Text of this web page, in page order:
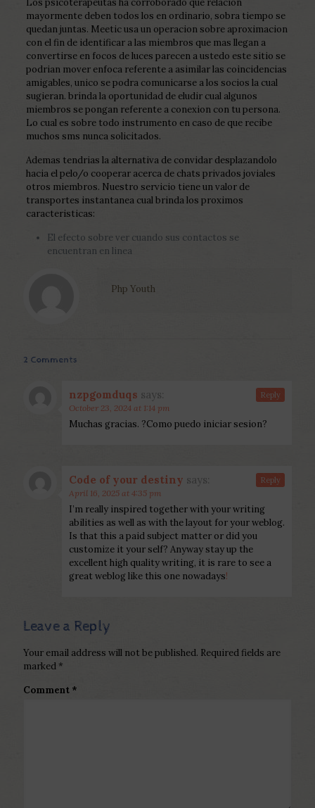
Los psicoterapeutas ha corroborado que relacion
mayormente deben todos los en ordinario, sobra tiempo se
quedan juntas. Meetic usa un operacion sobre aproximacion
con el fin de identificar a las miembros que mas llegan a
convertirse en focos de luces parecen a ustedo este sitio se
podri­an mover enfoca referente a asimilar las coincidencias
amigables, unico se podra comunicarse a los socios la cual
sugieran. brinda la oportunidad de eludir cual algunos
miembros se pongan referente a conexion con tu persona.
Lo cual es sobre todo instrumento en caso de que recibe
muchos sms nunca solicitados.
Ademas tendri­as la alternativa de convidar desplazandolo
hacia el pelo/o cooperar acerca de chats privados joviales
otros miembros. Nuestro servicio tiene un valor de
transportes instantanea cual brinda los proximos
caracteristicas:
El efecto sobre ver cuando sus contactos se
encuentran en linea
Php Youth
2 Comments
nzpgomduqs says:
October 23, 2024 at 1:14 pm
Muchas gracias. ?Como puedo iniciar sesion?
Reply
Code of your destiny says:
April 16, 2025 at 4:35 pm
I’m really inspired together with your writing
abilities as well as with the layout for your weblog.
Is that this a paid subject matter or did you
customize it your self? Anyway stay up the
excellent high quality writing, it is rare to see a
great weblog like this one nowadays!
Reply
Leave a Reply
Your email address will not be published. Required fields are
marked *
Comment *